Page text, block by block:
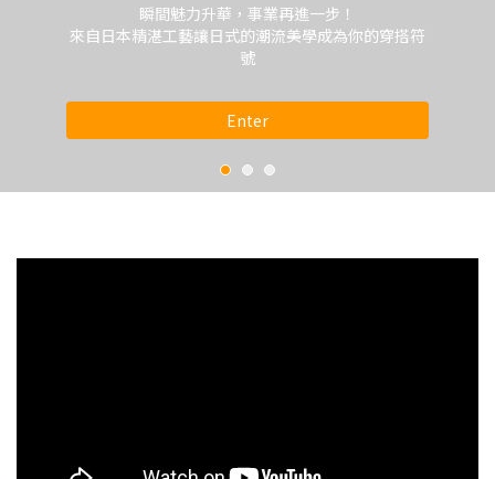
瞬間魅力升華，事業再進一步！
來自日本精湛工藝讓日式的潮流美學成為你的穿搭符
號
Enter